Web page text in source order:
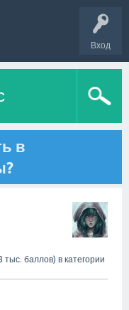
Вход
в
тыс. баллов) в категории